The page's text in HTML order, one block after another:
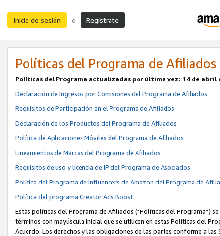
Inicio de sesión o Regístrate
Políticas del Programa de Afiliados
Políticas del Programa actualizadas por última vez: 14 de abril
Declaración de Ingresos por Comisiones del Programa de Afiliados
Requisitos de Participación en el Programa de Afiliados
Declaración de los Productos del Programa de Afiliados
Política de Aplicaciones Móviles del Programa de Afiliados
Lineamientos de Marcas del Programa de Afiliados
Requisitos de uso y licencia de IP del Programa de Asociados
Política del Programa de Influencers de Amazon del Programa de
Política del programa Creator Ads Boost
Estas políticas del Programa de Afiliados (“Políticas del Programa”)
términos con mayúscula inicial que se utilicen en estas Políticas del
Acuerdo. Los derechos y las obligaciones de las partes conforme a